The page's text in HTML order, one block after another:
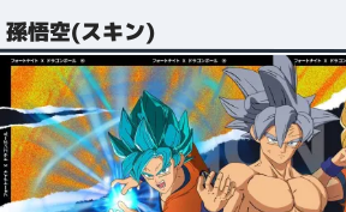
孫悟空(スキン)